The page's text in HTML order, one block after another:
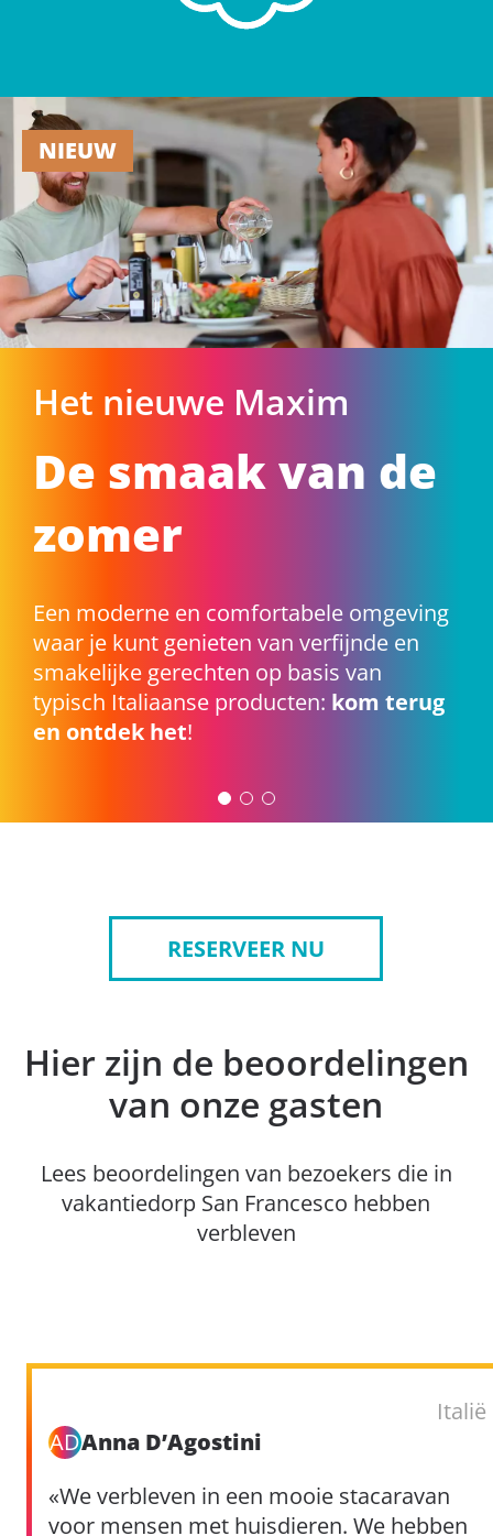
NIEUW
Het nieuwe Maxim
De smaak van de
zomer
Een moderne en comfortabele omgeving
waar je kunt genieten van verfijnde en
smakelijke gerechten op basis van
typisch Italiaanse producten: kom terug
en ontdek het!
RESERVEER NU
Hier zijn de beoordelingen
van onze gasten
Lees beoordelingen van bezoekers die in
vakantiedorp San Francesco hebben
verbleven
Italië
ADAnna D’Agostini
«We verbleven in een mooie stacaravan
voor mensen met huisdieren. We hebben